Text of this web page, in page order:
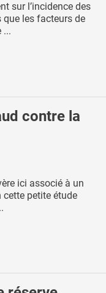
sur l’incidence des
les facteurs de
...
contre la
ici associé à un
petite étude